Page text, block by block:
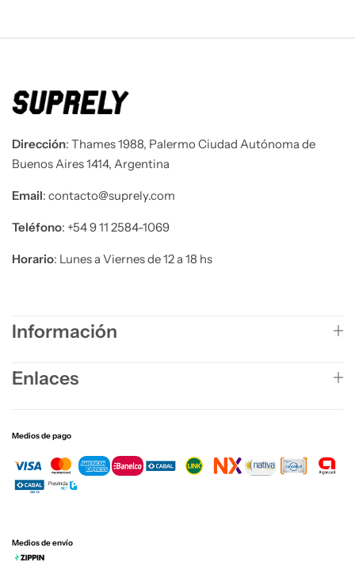
Dirección: Thames 1988, Palermo Ciudad Autónoma de
Buenos Aires 1414, Argentina
Email: contacto@suprely.com
Teléfono​: +54 9 11 2584-1069
Horario: Lunes a Viernes de 12 a 18 hs
Información
Enlaces
Medios de pago
Medios de envío